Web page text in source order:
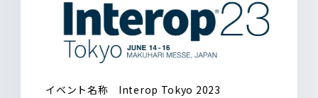
イベント名称 Interop Tokyo 2023